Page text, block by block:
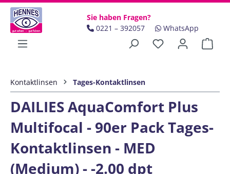
Zum Hauptinhalt springen
Sie haben Fragen?
0221 – 392057
WhatsApp
Kontaktlinsen Tages-Kontaktlinsen
DAILIES AquaComfort Plus
Multifocal - 90er Pack Tages-
Kontaktlinsen - MED
(Medium) - -2.00 dpt